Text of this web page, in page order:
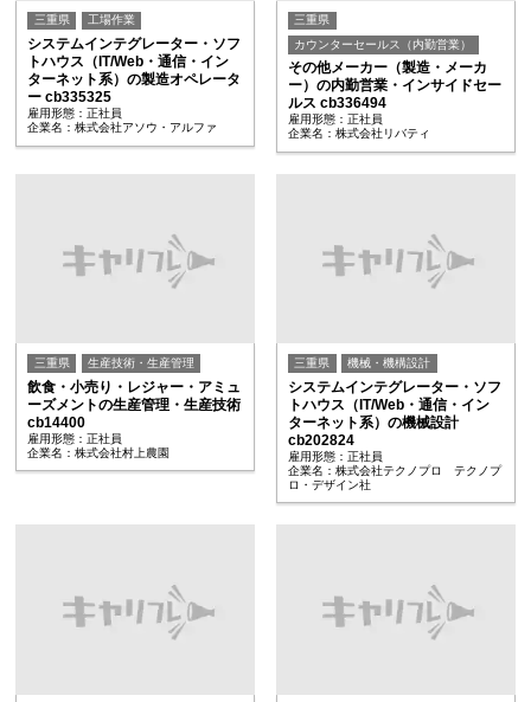
三重県 工場作業
システムインテグレーター・ソフ
トハウス（IT/Web・通信・イン
ターネット系）の製造オペレータ
ー cb335325
雇用形態：正社員
企業名：株式会社アソウ・アルファ
三重県
カウンターセールス（内勤営業）
その他メーカー（製造・メーカ
ー）の内勤営業・インサイドセー
ルス cb336494
雇用形態：正社員
企業名：株式会社リバティ
三重県 生産技術・生産管理
飲食・小売り・レジャー・アミュ
ーズメントの生産管理・生産技術
cb14400
雇用形態：正社員
企業名：株式会社村上農園
三重県 機械・機構設計
システムインテグレーター・ソフ
トハウス（IT/Web・通信・イン
ターネット系）の機械設計
cb202824
雇用形態：正社員
企業名：株式会社テクノプロ テクノプ
ロ・デザイン社